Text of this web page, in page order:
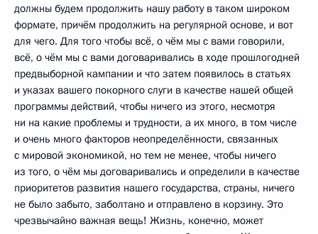
должны будем продолжить нашу работу в таком широком
формате, причём продолжить на регулярной основе, и вот
для чего. Для того чтобы всё, о чём мы с вами говорили,
всё, о чём мы с вами договаривались в ходе прошлогодней
предвыборной кампании и что затем появилось в статьях
и указах вашего покорного слуги в качестве нашей общей
программы действий, чтобы ничего из этого, несмотря
ни на какие проблемы и трудности, а их много, в том числе
и очень много факторов неопределённости, связанных
с мировой экономикой, но тем не менее, чтобы ничего
из того, о чём мы договаривались и определили в качестве
приоритетов развития нашего государства, страны, ничего
не было забыто, заболтано и отправлено в корзину. Это
чрезвычайно важная вещь! Жизнь, конечно, может